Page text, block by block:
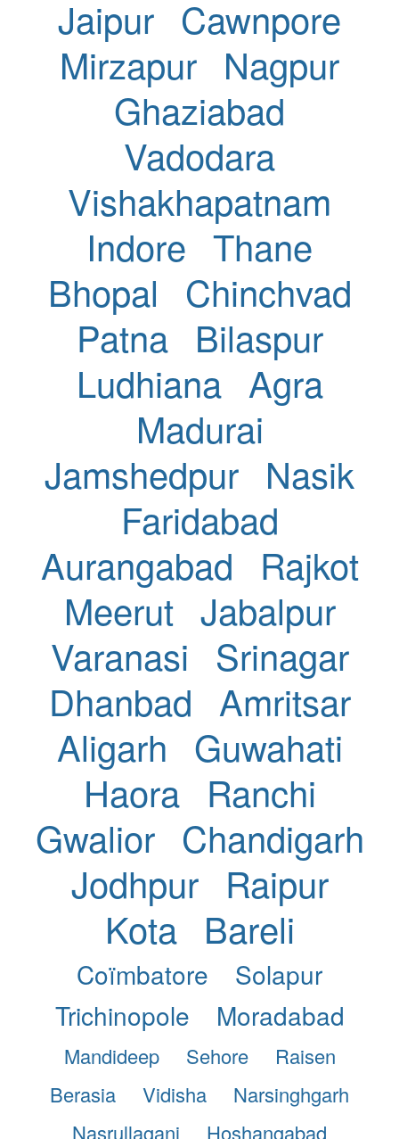
Jaipur Cawnpore
Mirzapur Nagpur
Ghaziabad
Vadodara
Vishakhapatnam
Indore Thane
Bhopal
Chinchvad
Patna Bilaspur
Ludhiana Agra
Madurai
Jamshedpur Nasik
Faridabad
Aurangabad
Rajkot
Meerut Jabalpur
Varanasi Srinagar
Dhanbad Amritsar
Aligarh Guwahati
Haora Ranchi
Gwalior Chandigarh
Jodhpur Raipur
Kota Bareli
Coïmbatore
Solapur
Trichinopole
Moradabad
Mandideep Sehore
Raisen
Berasia
Vidisha
Narsinghgarh
Nasrullaganj
Hoshangabad